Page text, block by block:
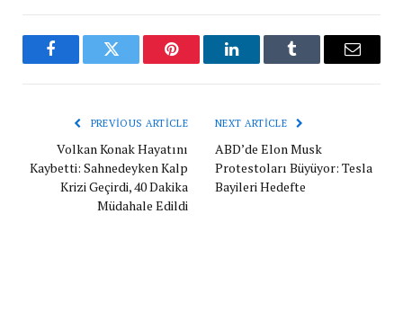
FacebookTwitter Pinterest LinkedInTumblr Email
PREVIOUS ARTICLE
Volkan Konak Hayatını
Kaybetti: Sahnedeyken Kalp
Krizi Geçirdi, 40 Dakika
Müdahale Edildi
NEXT ARTICLE
ABD’de Elon Musk
Protestoları Büyüyor: Tesla
Bayileri Hedefte